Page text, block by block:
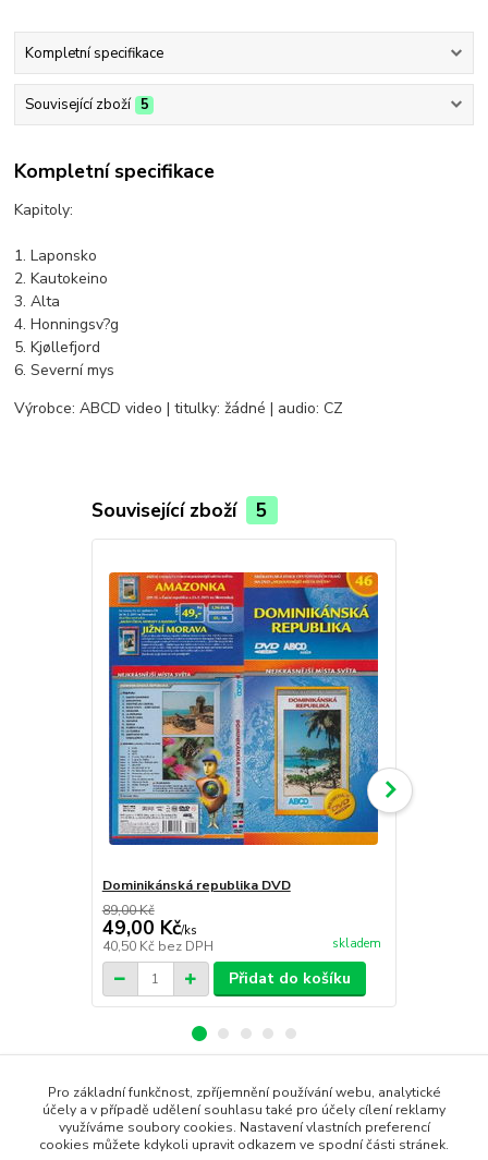
Kompletní specifikace
Související zboží 5
Kompletní specifikace
Kapitoly:
1. Laponsko
2. Kautokeino
3. Alta
4. Honningsv?g
5. Kjøllefjord
6. Severní mys
Výrobce: ABCD video | titulky: žádné | audio: CZ
Související zboží 5
Dominikánská republika DVD
89,00 Kč
49,00 Kč/ks
40,50 Kč bez DPH skladem
Přidat do košíku
Zboží zařazeno v kategoriích
DVD cestopisné
Pro základní funkčnost, zpříjemnění používání webu, analytické
účely a v případě udělení souhlasu také pro účely cílení reklamy
využíváme soubory cookies. Nastavení vlastních preferencí
cookies můžete kdykoli upravit odkazem ve spodní části stránek.